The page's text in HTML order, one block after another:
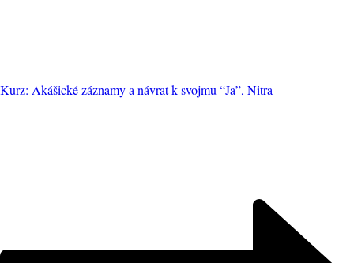
Kurz: Akášické záznamy a návrat k svojmu “Ja”, Nitra